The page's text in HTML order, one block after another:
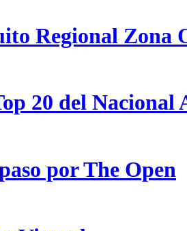
Regional Zona
20 del Nacional
por The Open